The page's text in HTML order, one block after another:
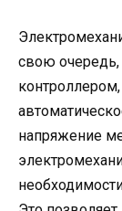
свою
напряжение